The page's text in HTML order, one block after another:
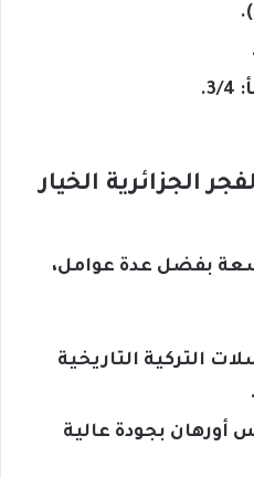
الجزائرية الخيار
بفضل عدة عوامل،
التركية التاريخية
بجودة عالية